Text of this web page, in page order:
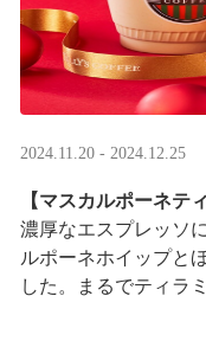
2024.11.20 - 2024.12.25
【マスカルポーネテ
濃厚なエスプレッソ
ルポーネホイップと
した。まるでティラ